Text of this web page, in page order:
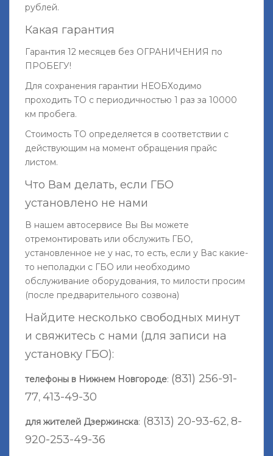
рублей.
Какая гарантия
Гарантия 12 месяцев без ОГРАНИЧЕНИЯ по
ПРОБЕГУ!
Для сохранения гарантии НЕОБХодимо
проходить ТО с периодичностью 1 раз за 10000
км пробега.
Стоимость ТО определяется в соответствии с
действующим на момент обращения прайс
листом.
Что Вам делать, если ГБО
установлено не нами
В нашем автосервисе Вы Вы можете
отремонтировать или обслужить ГБО,
установленное не у нас, то есть, если у Вас какие-
то неполадки с ГБО или необходимо
обслуживание оборудования, то милости просим
(после предварительного созвона)
Найдите несколько свободных минут
и свяжитесь с нами (для записи на
установку ГБО):
телефоны в Нижнем Новгороде: (831) 256-91-
77, 413-49-30
для жителей Дзержинска: (8313) 20-93-62, 8-
920-253-49-36